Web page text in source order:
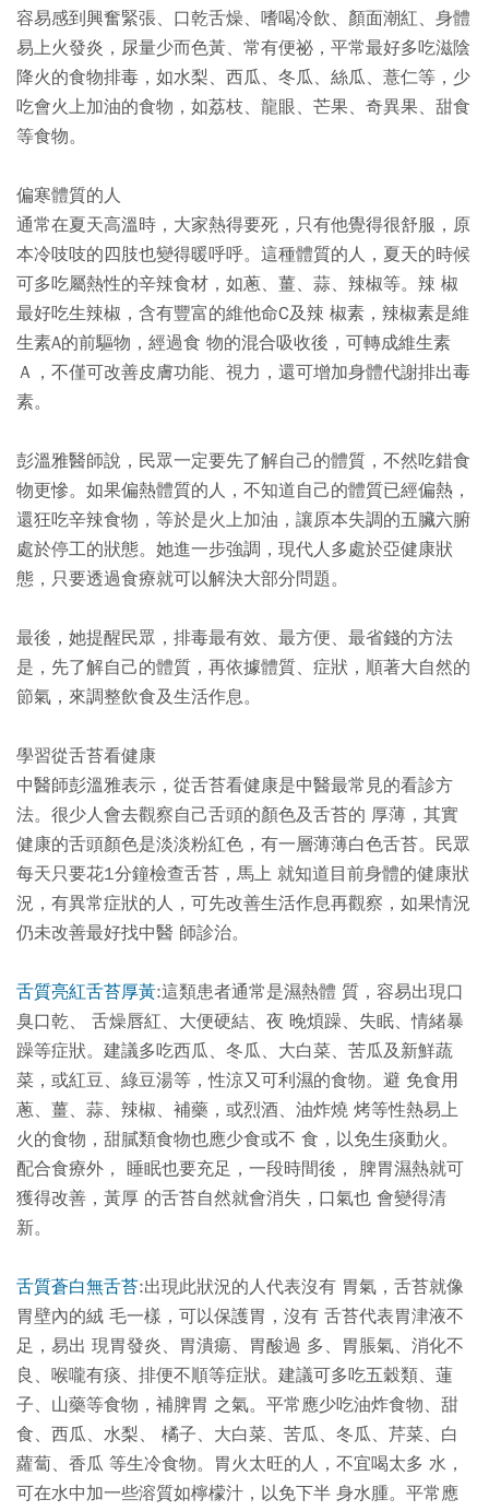
容易感到興奮緊張、口乾舌燥、嗜喝冷飲、顏面潮紅、身體
易上火發炎，尿量少而色黃、常有便祕，平常最好多吃滋陰
降火的食物排毒，如水梨、西瓜、冬瓜、絲瓜、薏仁等，少
吃會火上加油的食物，如荔枝、龍眼、芒果、奇異果、甜食
等食物。
偏寒體質的人
通常在夏天高溫時，大家熱得要死，只有他覺得很舒服，原
本冷吱吱的四肢也變得暖呼呼。這種體質的人，夏天的時候
可多吃屬熱性的辛辣食材，如蔥、薑、蒜、辣椒等。辣 椒
最好吃生辣椒，含有豐富的維他命C及辣 椒素，辣椒素是維
生素A的前驅物，經過食 物的混合吸收後，可轉成維生素
Ａ，不僅可改善皮膚功能、視力，還可增加身體代謝排出毒
素。
彭溫雅醫師說，民眾一定要先了解自己的體質，不然吃錯食
物更慘。如果偏熱體質的人，不知道自己的體質已經偏熱，
還狂吃辛辣食物，等於是火上加油，讓原本失調的五臟六腑
處於停工的狀態。她進一步強調，現代人多處於亞健康狀
態，只要透過食療就可以解決大部分問題。
最後，她提醒民眾，排毒最有效、最方便、最省錢的方法
是，先了解自己的體質，再依據體質、症狀，順著大自然的
節氣，來調整飲食及生活作息。
學習從舌苔看健康
中醫師彭溫雅表示，從舌苔看健康是中醫最常見的看診方
法。很少人會去觀察自己舌頭的顏色及舌苔的 厚薄，其實
健康的舌頭顏色是淡淡粉紅色，有一層薄薄白色舌苔。民眾
每天只要花1分鐘檢查舌苔，馬上 就知道目前身體的健康狀
況，有異常症狀的人，可先改善生活作息再觀察，如果情況
仍未改善最好找中醫 師診治。
舌質亮紅舌苔厚黃:這類患者通常是濕熱體 質，容易出現口
臭口乾、 舌燥唇紅、大便硬結、夜 晚煩躁、失眠、情緒暴
躁等症狀。建議多吃西瓜、冬瓜、大白菜、苦瓜及新鮮蔬
菜，或紅豆、綠豆湯等，性涼又可利濕的食物。避 免食用
蔥、薑、蒜、辣椒、補藥，或烈酒、油炸燒 烤等性熱易上
火的食物，甜膩類食物也應少食或不 食，以免生痰動火。
配合食療外， 睡眠也要充足，一段時間後， 脾胃濕熱就可
獲得改善，黃厚 的舌苔自然就會消失，口氣也 會變得清
新。
舌質蒼白無舌苔:出現此狀況的人代表沒有 胃氣，舌苔就像
胃壁內的絨 毛一樣，可以保護胃，沒有 舌苔代表胃津液不
足，易出 現胃發炎、胃潰瘍、胃酸過 多、胃脹氣、消化不
良、喉嚨有痰、排便不順等症狀。建議可多吃五穀類、蓮
子、山藥等食物，補脾胃 之氣。平常應少吃油炸食物、甜
食、西瓜、水梨、 橘子、大白菜、苦瓜、冬瓜、芹菜、白
蘿蔔、香瓜 等生冷食物。胃火太旺的人，不宜喝太多 水，
可在水中加一些溶質如檸檬汁，以免下半 身水腫。平常應